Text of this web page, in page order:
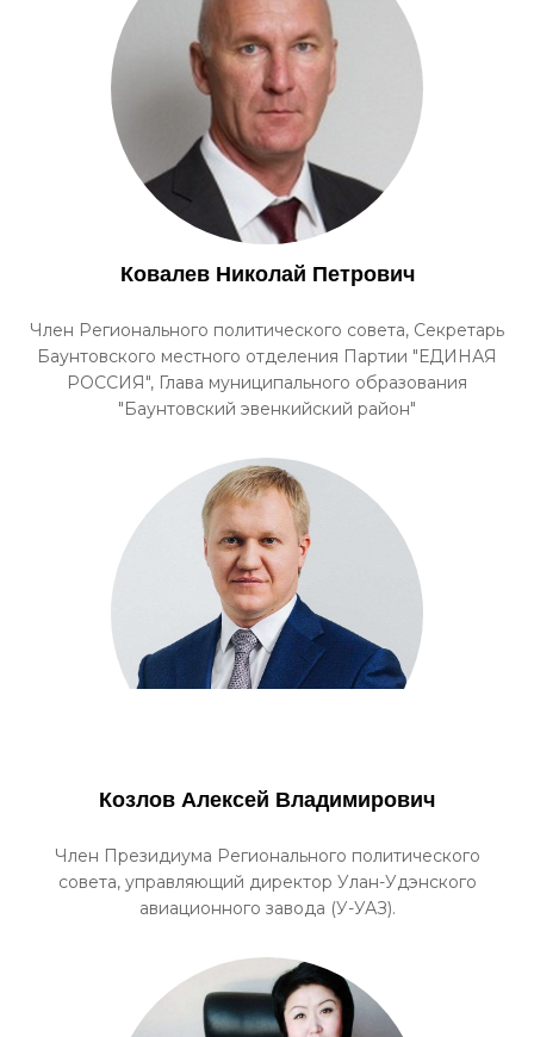
Ковалев Николай Петрович
Член Регионального политического совета, Секретарь
Баунтовского местного отделения Партии "ЕДИНАЯ
РОССИЯ", Глава муниципального образования
"Баунтовский эвенкийский район"
Козлов Алексей Владимирович
Член Президиума Регионального политического
совета, управляющий директор Улан-Удэнского
авиационного завода (У-УАЗ).